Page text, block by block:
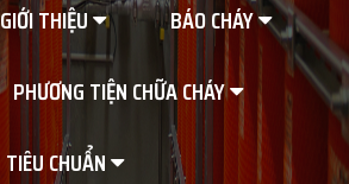
GIỚI THIỆU
BÁO CHÁY
PHƯƠNG TIỆN CHỮA CHÁY
TIÊU CHUẨN